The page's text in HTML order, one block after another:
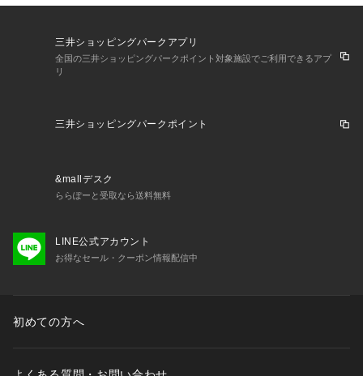
三井ショッピングパークアプリ
全国の三井ショッピングパークポイント対象施設でご利用できるアプ
リ
三井ショッピングパークポイント
&mallデスク
ららぽーと受取なら送料無料
LINE公式アカウント
お得なセール・クーポン情報配信中
初めての方へ